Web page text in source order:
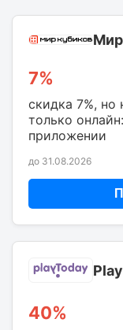
7%
скидка 7%, но
только
приложении
до 31.08.2026
40%